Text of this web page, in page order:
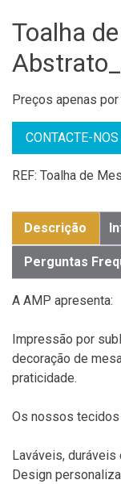
Toalha
Preços apenas
CONTACTE-NOS
REF: Toalha de
Descrição
Perguntas
A AMP apresenta:
Impressão por
decoração de
praticidade.
Os nossos tecidos
Laváveis,
Design